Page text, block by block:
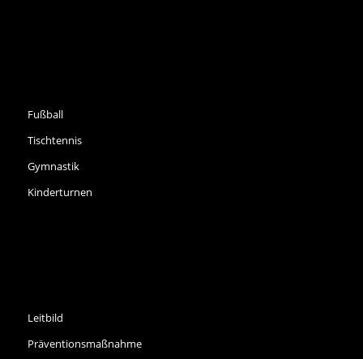
Fußball
Tischtennis
Gymnastik
Kinderturnen
Leitbild
Präventionsmaßnahme